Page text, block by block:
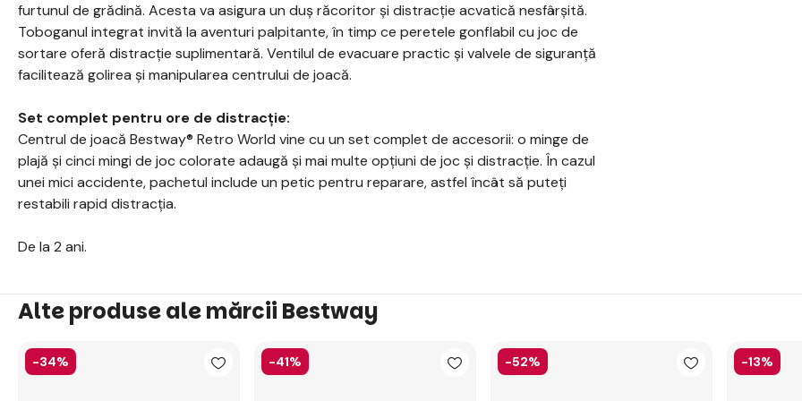
furtunul de grădină. Acesta va asigura un duș răcoritor și distracție acvatică nesfârșită.
Toboganul integrat invită la aventuri palpitante, în timp ce peretele gonflabil cu joc de
sortare oferă distracție suplimentară. Ventilul de evacuare practic și valvele de siguranță
facilitează golirea și manipularea centrului de joacă.
Set complet pentru ore de distracție:
Centrul de joacă Bestway® Retro World vine cu un set complet de accesorii: o minge de
plajă și cinci mingi de joc colorate adaugă și mai multe opțiuni de joc și distracție. În cazul
unei mici accidente, pachetul include un petic pentru reparare, astfel încât să puteți
restabili rapid distracția.
De la 2 ani.
Alte produse ale mărcii Bestway
-34% -41% -52% -13%